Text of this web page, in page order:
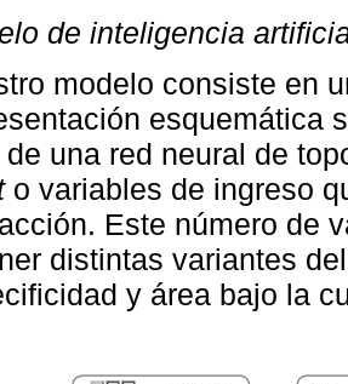
de inteligencia
modelo consiste en
esquemática
de una red neural de
o variables de ingreso
Este número de
distintas variantes
y área bajo la